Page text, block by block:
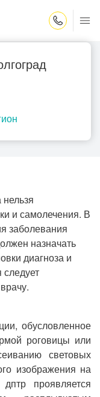
и самолечения. В
заболевания
назначать
диагноза и
следует
обусловленное
роговицы или
световых
изображения на
проявляется